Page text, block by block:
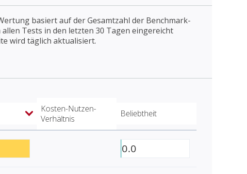
basiert auf der Gesamtzahl der Benchmark-
allen Tests in den letzten 30 Tagen eingereicht
wird täglich aktualisiert.
Kosten-Nutzen-
Verhältnis
Beliebtheit
0.0